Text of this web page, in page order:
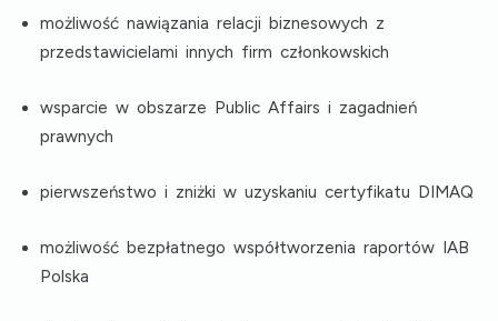
możliwość nawiązania relacji biznesowych z
przedstawicielami innych firm członkowskich
wsparcie w obszarze Public Affairs i zagadnień
prawnych
pierwszeństwo i zniżki w uzyskaniu certyfikatu DIMAQ
możliwość bezpłatnego współtworzenia raportów IAB
Polska